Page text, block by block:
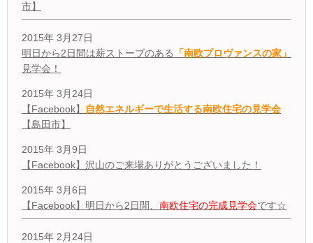
市】
2015年 3月27日
明日から2日間は薪ストーブのある
「南欧プロヴァンスの家」
見学会！
2015年 3月24日
【Facebook】
自然エネルギーで生活する南欧住宅の見学会
【島田市】
2015年 3月9日
【Facebook】沢山のご来場ありがとうございました！
2015年 3月6日
【Facebook】明日から2日間、 南欧住宅の完成見学会です☆
2015年 2月24日